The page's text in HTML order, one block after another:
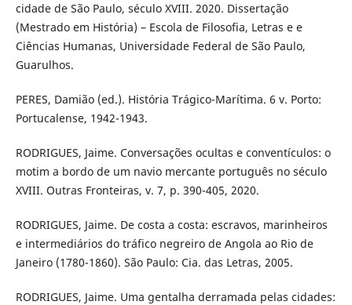
cidade de São Paulo, século XVIII. 2020. Dissertação
(Mestrado em História) – Escola de Filosofia, Letras e e
Ciências Humanas, Universidade Federal de São Paulo,
Guarulhos.
PERES, Damião (ed.). História Trágico-Marítima. 6 v. Porto:
Portucalense, 1942-1943.
RODRIGUES, Jaime. Conversações ocultas e conventículos: o
motim a bordo de um navio mercante português no século
XVIII. Outras Fronteiras, v. 7, p. 390-405, 2020.
RODRIGUES, Jaime. De costa a costa: escravos, marinheiros
e intermediários do tráfico negreiro de Angola ao Rio de
Janeiro (1780-1860). São Paulo: Cia. das Letras, 2005.
RODRIGUES, Jaime. Uma gentalha derramada pelas cidades: